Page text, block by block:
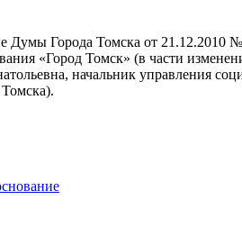
Думы Города Томска от 21.12.2010
«Город Томск» (в части
начальник управления